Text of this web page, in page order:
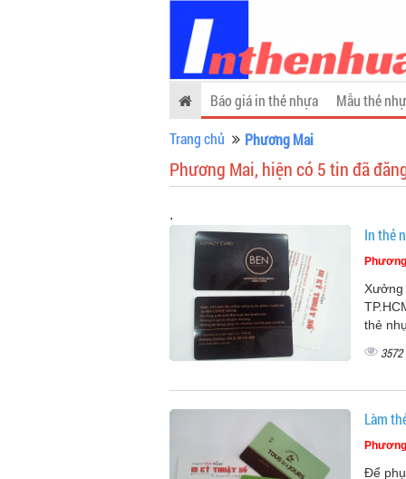
Báo giá in thẻ nhựa Mẫu thẻ
Trang chủ
Phương Mai
Phương Mai, hiện có 5 tin đã
.
In thẻ
Xưởng
thẻ
3572
Làm
Để